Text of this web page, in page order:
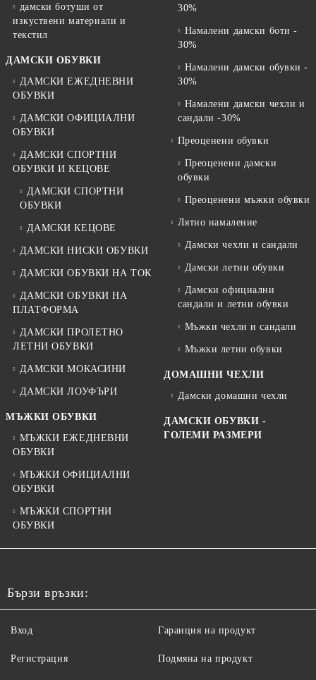
дамски ботуши от
изкуствени материали и
текстил
ДАМСКИ ОБУВКИ
ДАМСКИ ЕЖЕДНЕВНИ
ОБУВКИ
ДАМСКИ ОФИЦИАЛНИ
ОБУВКИ
ДАМСКИ СПОРТНИ
ОБУВКИ И КЕЦОВЕ
ДАМСКИ СПОРТНИ
ОБУВКИ
ДАМСКИ КЕЦОВЕ
ДАМСКИ НИСКИ ОБУВКИ
ДАМСКИ ОБУВКИ НА ТОК
ДАМСКИ ОБУВКИ НА
ПЛАТФОРМА
ДАМСКИ ПРОЛЕТНО
ЛЕТНИ ОБУВКИ
ДАМСКИ МОКАСИНИ
ДАМСКИ ЛОУФЪРИ
МЪЖКИ ОБУВКИ
МЪЖКИ ЕЖЕДНЕВНИ
ОБУВКИ
МЪЖКИ ОФИЦИАЛНИ
ОБУВКИ
МЪЖКИ СПОРТНИ
ОБУВКИ
30%
Намалени дамски боти -
30%
Намалени дамски обувки -
30%
Намалени дамски чехли и
сандали -30%
Преоценени обувки
Преоценени дамски
обувки
Преоценени мъжки обувки
Лятно намаление
Дамски чехли и сандали
Дамски летни обувки
Дамски официални
сандали и летни обувки
Мъжки чехли и сандали
Мъжки летни обувки
ДОМАШНИ ЧЕХЛИ
Дамски домашни чехли
ДАМСКИ ОБУВКИ -
ГОЛЕМИ РАЗМЕРИ
Бързи връзки:
Вход
Регистрация
Гаранция на продукт
Подмяна на продукт